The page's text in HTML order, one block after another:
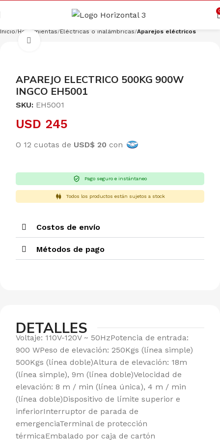
Inicio Herramientas Eléctricas o inalámbricas Aparejos eléctricos
APAREJO ELECTRICO 500KG 900W
INGCO EH5001
SKU: EH5001
USD 245
O 12 cuotas de USD$ 20 con
Pago seguro e instántaneo
Todos los productos están sujetos a stock
Costos de envío
Métodos de pago
DETALLES
Voltaje: 110V-120V ~ 50HzPotencia de entrada:
900 WPeso de elevación: 250Kgs (línea simple)
500Kgs (línea doble)Altura de elevación: 18m
(línea simple), 9m (línea doble)Velocidad de
elevación: 8 m / min (línea única), 4 m / min
(línea doble)Dispositivo de límite superior e
inferiorInterruptor de parada de
emergenciaTerminal de protección
térmicaEmbalado por caja de cartón
Cargando productos…